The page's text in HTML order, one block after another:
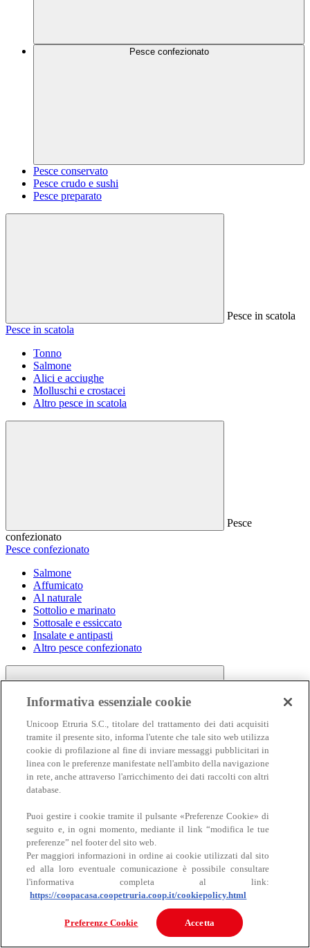
Pesce confezionato
Pesce conservato
Pesce crudo e sushi
Pesce preparato
Pesce in scatola
Pesce in scatola
Tonno
Salmone
Alici e acciughe
Molluschi e crostacei
Altro pesce in scatola
Pesce
confezionato
Pesce confezionato
Salmone
Affumicato
Al naturale
Sottolio e marinato
Sottosale e essiccato
Insalate e antipasti
Altro pesce confezionato
Carne
Carne
Bovino
Informativa essenziale cookie
Unicoop Etruria S.C., titolare del trattamento dei dati acquisiti
tramite il presente sito, informa l'utente che tale sito web utilizza
cookie di profilazione al fine di inviare messaggi pubblicitari in
linea con le preferenze manifestate nell'ambito della navigazione
in rete, anche attraverso l'arricchimento dei dati raccolti con altri
database.
Puoi gestire i cookie tramite il pulsante «Preferenze Cookie» di
seguito e, in ogni momento, mediante il link “modifica le tue
preferenze” nel footer del sito web.
Per maggiori informazioni in ordine ai cookie utilizzati dal sito
ed alla loro eventuale comunicazione è possibile consultare
l'informativa completa al link:
https://coopacasa.coopetruria.coop.it/cookiepolicy.html
Preferenze Cookie Accetta